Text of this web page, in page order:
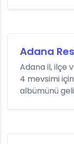
Adana
Adana il, ilçe
4 mevsimi
albümünü